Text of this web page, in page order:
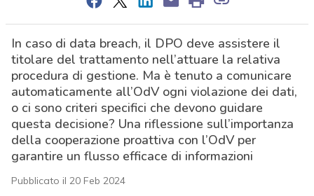
In caso di data breach, il DPO deve assistere il
titolare del trattamento nell’attuare la relativa
procedura di gestione. Ma è tenuto a comunicare
automaticamente all’OdV ogni violazione dei dati,
o ci sono criteri specifici che devono guidare
questa decisione? Una riflessione sull’importanza
della cooperazione proattiva con l’OdV per
garantire un flusso efficace di informazioni
Pubblicato il 20 Feb 2024